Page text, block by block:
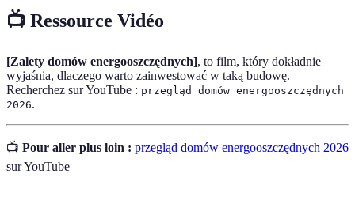
📺 Ressource Vidéo
[Zalety domów energooszczędnych], to film, który dokładnie
wyjaśnia, dlaczego warto zainwestować w taką budowę.
Recherchez sur YouTube : przegląd domów energooszczędnych
2026.
📺 Pour aller plus loin : przegląd domów energooszczędnych 2026
sur YouTube